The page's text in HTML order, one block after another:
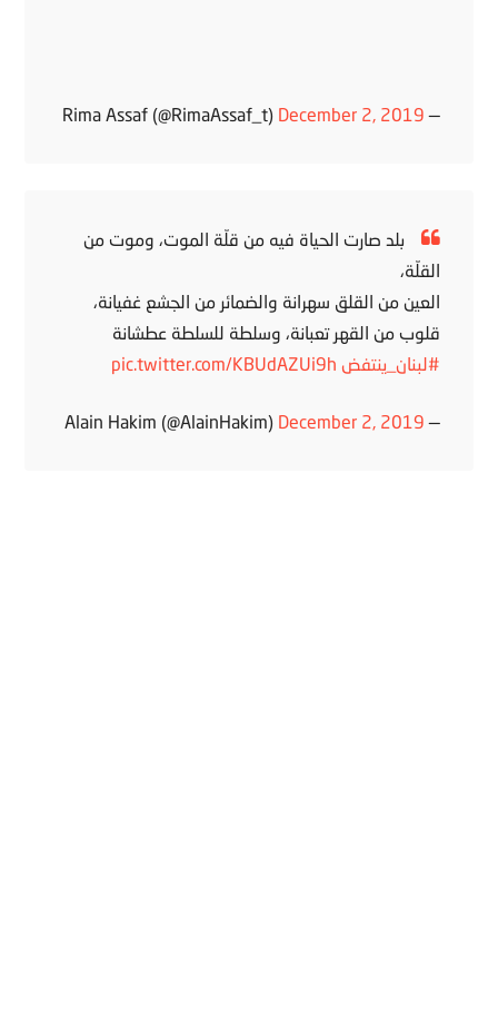
— Rima Assaf (@RimaAssaf_t)
December 2, 2019
بلد صارت الحياة فيه من قلّة الموت، وموت من
القلّة،
العين من القلق سهرانة والضمائر من الجشع غفيانة،
قلوب من القهر تعبانة، وسلطة للسلطة عطشانة
#لبنان_ينتفض pic.twitter.com/KBUdAZUi9h
— Alain Hakim (@AlainHakim)
December 2, 2019